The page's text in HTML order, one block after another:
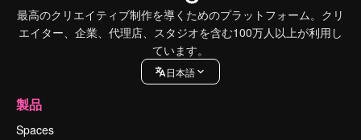
最高のクリエイティブ制作を導くためのプラットフォーム。クリ
エイター、企業、代理店、スタジオを含む100万人以上が利用し
ています。
日本語
製品
Spaces